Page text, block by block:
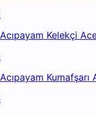
Kelekçi
Kumafşarı